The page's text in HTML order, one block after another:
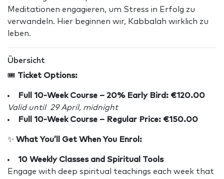
Meditationen engagieren, um Stress in Erfolg zu
verwandeln. Hier beginnen wir, Kabbalah wirklich zu
leben.
Übersicht
🎟️ Ticket Options:
Full 10-Week Course – 20% Early Bird: €120.00
Valid until 29 April, midnight
Full 10-Week Course – Regular Price: €150.00
✨ What You’ll Get When You Enrol:
10 Weekly Classes and Spiritual Tools
Engage with deep spiritual teachings each week that